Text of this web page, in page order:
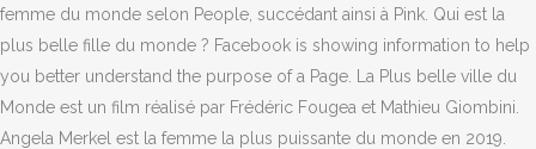
femme du monde selon People, succédant ainsi à Pink. Qui est la
plus belle fille du monde ? Facebook is showing information to help
you better understand the purpose of a Page. La Plus belle ville du
Monde est un film réalisé par Frédéric Fougea et Mathieu Giombini.
Angela Merkel est la femme la plus puissante du monde en 2019.